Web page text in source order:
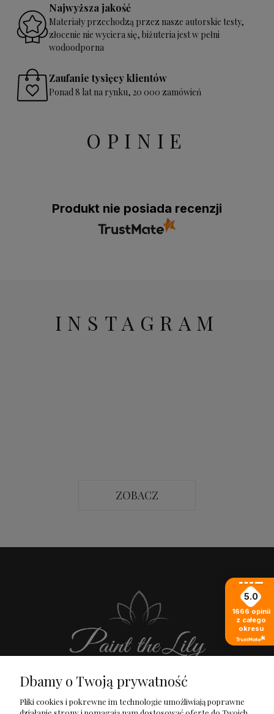
Najwyższa jakość
Materiały przechodzą przez nasze autorskie testy,
złocenie nie wyciera się, biżuteria jest w pełni
wodoodporna
Zaufanie tysięcy klientów
Ponad 8 lat na rynku, 20 000 zamówień
OPINIE
Produkt nie posiada recenzji
INSTAGRAM
ZOBACZ
5.0
1666 opinii
z całego
okresu
Dbamy o Twoją prywatność
Pliki cookies i pokrewne im technologie umożliwiają poprawne